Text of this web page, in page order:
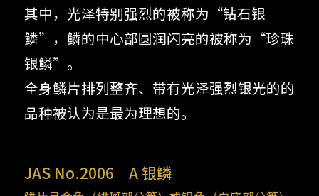
其中，光泽特别强烈的被称为“钻石银
鳞”，鳞的中心部圆润闪亮的被称为“珍珠
银鳞”。
全身鳞片排列整齐、带有光泽强烈银光的的
品种被认为是最为理想的。
JAS No.2006 A 银鳞